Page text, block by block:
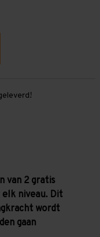
van 2 gratis
niveau. Dit
wordt
gaan